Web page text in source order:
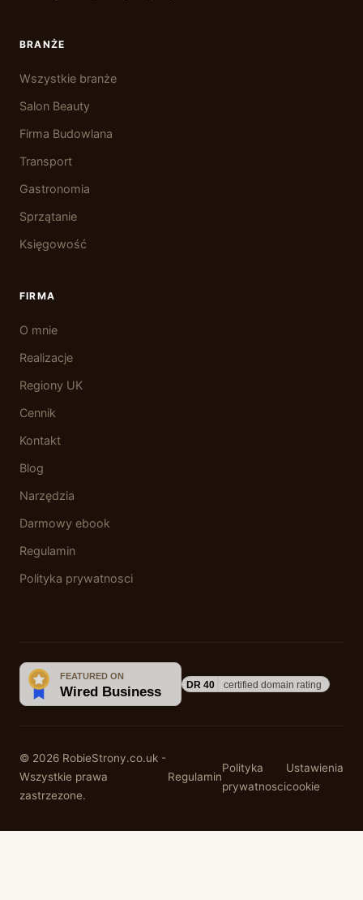
BRANŻE
Wszystkie branże
Salon Beauty
Firma Budowlana
Transport
Gastronomia
Sprzątanie
Księgowość
FIRMA
O mnie
Realizacje
Regiony UK
Cennik
Kontakt
Blog
Narzędzia
Darmowy ebook
Regulamin
Polityka prywatnosci
© 2026 RobieStrony.co.uk -
Wszystkie prawa
zastrzezone.
Regulamin
Polityka
prywatnosci
Ustawienia
cookie